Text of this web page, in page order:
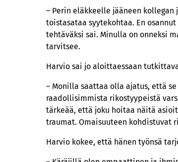
– Perin eläkkeelle jääneen
toistasataa syytekohtaa. En
tehtäväksi sai. Minulla on onneksi
tarvitsee.
Harvio sai jo aloittaessaan
– Monilla saattaa olla ajatus, että
raadollisimmista rikostyypeistä
tärkeää, että joku hoitaa näitä
traumat. Omaisuuteen kohdistuvat
Harvio kokee, että hänen työnsä